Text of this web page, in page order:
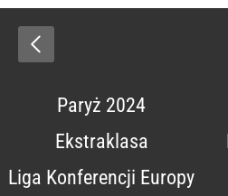
Paryż 2024
Ekstraklasa
Liga Konferencji Europy